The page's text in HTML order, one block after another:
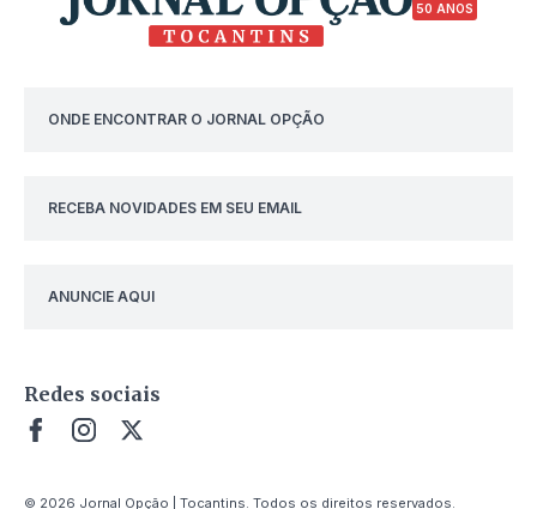
50 ANOS
ONDE ENCONTRAR O JORNAL OPÇÃO
RECEBA NOVIDADES EM SEU EMAIL
ANUNCIE AQUI
Redes sociais
© 2026 Jornal Opção | Tocantins. Todos os direitos reservados.